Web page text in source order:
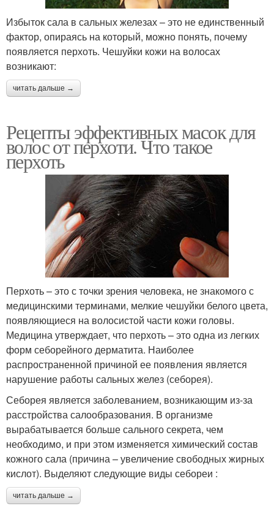
Избыток сала в сальных железах – это не единственный
фактор, опираясь на который, можно понять, почему
появляется перхоть. Чешуйки кожи на волосах
возникают:
читать дальше →
Рецепты эффективных масок для
волос от перхоти. Что такое
перхоть
Перхоть – это с точки зрения человека, не знакомого с
медицинскими терминами, мелкие чешуйки белого цвета,
появляющиеся на волосистой части кожи головы.
Медицина утверждает, что перхоть – это одна из легких
форм себорейного дерматита. Наиболее
распространенной причиной ее появления является
нарушение работы сальных желез (себорея).
Себорея является заболеванием, возникающим из-за
расстройства салообразования. В организме
вырабатывается больше сального секрета, чем
необходимо, и при этом изменяется химический состав
кожного сала (причина – увеличение свободных жирных
кислот). Выделяют следующие виды себореи :
читать дальше →